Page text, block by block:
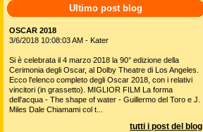
Ultimo post blog
OSCAR 2018
3/6/2018 10:08:03 AM - Kater
Si è celebrata il 4 marzo 2018 la 90° edizione della
Cerimonia degli Oscar, al Dolby Theatre di Los Angeles.
Ecco l'elenco completo degli Oscar 2018, con i relativi
vincitori (in grassetto). MIGLIOR FILM La forma
dell'acqua - The shape of water - Guillermo del Toro e J.
Miles Dale Chiamami col t...
tutti i post del blog